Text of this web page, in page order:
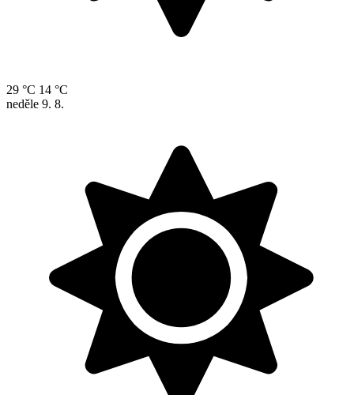
29 °C 14 °C
neděle 9. 8.